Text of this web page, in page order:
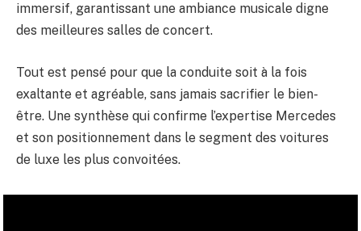
immersif, garantissant une ambiance musicale digne
des meilleures salles de concert.
Tout est pensé pour que la conduite soit à la fois
exaltante et agréable, sans jamais sacrifier le bien-
être. Une synthèse qui confirme l’expertise Mercedes
et son positionnement dans le segment des voitures
de luxe les plus convoitées.